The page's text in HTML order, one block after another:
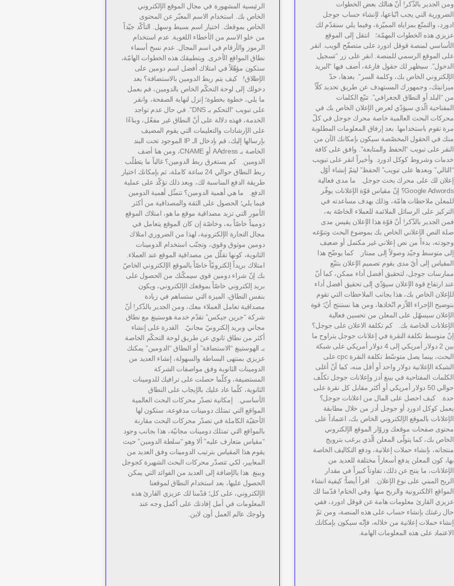
ومن الجدير بالذّكر! أنّ هنالك بعض الخطوات
الضرورية التي يجب اتّباعها، لإنشاء حساب جوجل
ادورد، والتمتّع بمزاياه المميّزة، وفيما يلي سنقدّم لك
عزيزي هذه الخطوات المهمّة؛ انتقل إلى الموقع
الأساسي لمنصة قوقل ادورد على متصفّح الويب. انقر
على الموقع الرسمي للمنصة. انقر على زر “تسجيل
الدخول”. سيظهر لك حقول فارغة، أضف فيها “البريد
الإلكتروني الخاص بك، وكلمة السر”. بعدها، حدّ
ميزانيتك، وجمهورك المستهدف عن طريق تحديد كلّاً
من “البلد أو النطاق الجغرافي”. تتبّع الكلمات
المفتاحية الّذي سيؤدّي لعرض الإعلان الخاص بك في
محركات البحث العالمية خاصة محرك جوجل في كلّ
مرة تقوم باستخدامها. بعد إرفاق المعلومات المطلوبة
منك في الحقول المخصّصة سيكون بإمكانك الآن من
النقر على تبويب “الحفظ والمتابعة”. وافق على كافة
خدمات وشروط كوكل ادورد. وأخيراً انقر على تبويب
“التالي” وبعدها على تبويب” الحفظ” ليتمّ إنشاء أوّل
إعلان لك على محرك بحث جوجل. ما مدى فعالية
Google Adwords؟ إنّ مقياس قوّة الإعلانات يوفّر
للمعلن ملاحظات هامّة، وذلك بهدف مساعدته في
التركيز على الرسائل الملائمة للعملاء الخاصّة به،
فمن الجدير بالذّكر! أنّ قوّة هذا الإعلان يقيس مدى
صلة النص الإعلاني الخاص بك بموضوع البحث وتنوّعه
وجودته، بدءاً من نص إعلاني غير مكتمل أو ضعيف
إلى متوسط وجيّد وصولاً إلى ممتاز. كما يوضّح هذا
المقياس إلى أيّ مدى يقوم تصميم الإعلان بتتبّع
ممارسات جوجل، لتحقيق أفضل أداء ممكن، كما أنّ
عند ارتفاع قوة الإعلان سيؤدّي إلى تحقيق أفضل أداء
للإعلان الخاص بك، هذا بجانب الملاحظات التي تقوم
بتوضيح الإجراء اللاّزم اتّخاذها، ومن هنا نستنتج أنّ؛ قوة
الإعلان سيسهّل على المعلن من تحسين فعالية
الإعلانات الخاصة بك. كم تكلفة الاعلان على جوجل؟
إنّ متوسط تكلفة النقرة في إعلانات جوجل يتراوح ما
بين 2 دولار أمريكي إلى 4 دولار أمريكي على شبكة
البحث، بينما يصل متوسّط تكلفة النقرة cpc على
الشبكة الإعلانية دولار واحد أو أقل منه، كما أنّ أغلى
الكلمات المفتاحية في بينغ أدز وإعلانات جوجل تكلّف
حوالي 50 دولار أمريكي أو أكثر مقابل كل نقرة على
حدة. كيف احصل على المال من اعلانات جوجل؟
يعمل كوكل ادورد أو جوجل أدز من خلال مطابقة
الإعلانات بالموقع الإلكتروني الخاص بك، اعتماداً على
محتوى صفحات موقعك وزوّار الموقع الإلكتروني
الخاص بك، كما يتولّى المعلن الّذي يرغب بترويج
منتجاته، بإنشاء حملات إعلانية، ودفع التكاليف الخاصة
بها، كون المعلن يدفع أسعاراً مختلفة للعديد من
الإعلانات، ما ينتج عن ذلك، تفاوتاً كبيراً في مقدار
الربح المبني على نوع الإعلان. اقرأ أيضاً؛ كيفية انشاء
المواقع الالكترونية والربح منها. وفي الختام! قدّمنا لك
عزيزي القارئ معلومات هامة عن قوقل ادورد، ففي
حال رغبتك بإنشاء حساب على هذه المنصة، ومن ثمّ
إنشاء حملات إعلانية من خلاله، فإنّه سيكون بإمكانك
الاعتماد على هذه المعلومات الهامة.
الرئيسية المشهورة في مجال الموقع الإلكتروني
الخاص بك. استخدام الاسم المعبّر عن المحتوى
الخاص بموقعك. اختيار اسم بسيط وسهل. التأكّد جيّداً
من خلو الاسم من الأخطاء اللغوية. عدم استخدام
الرموز والأرقام في اسم المجال. عدم نسخ أسماء
نطاق المواقع الأخرى. وبتطبيقك هذه الخطوات الهامّة،
ستكون مؤهّلاً في امتلاك أفضل اسم دومين على
الإطلاق! كيف يتم ربط الدومين بالاستضافة؟ بعد
دخولك إلى لوحة التحكّم الخاص بالدومين، قم بعمل
ما يلي، خطوة بخطوة؛ إنزل لنهاية الصفحة، وانقر
على تبويب “التحكم بـ DNS”. في حال عدم تواجد
الخدمة، فهذه دلالة على أنّ النطاق غير مفعّل، وبناءًا
على الإرشادات والتعليمات التي يقوم المضيف
بإرسالها إليك، قم بإدخال الـ IP الموجود تحت البند
الخاصة بـ AAdress أو CNAME، ومن هنا أضف
الدومين. كم يستغرق ربط الدومين؟ غالباً ما يتطلّب
ربط النطاق حوالي 24 ساعة كاملة، ثم بإمكانك اختيار
طريقة الدفع المناسبة لك، وبعد ذلك تؤكّد على عملية
الدفع. ما هي أهمية الدومين؟ تتمثّل أهمية الدومين
فيما يلي؛ الحصول على الثقة والمصداقية من أكثر
الأمور التي تزيد مصداقية موقع ما هو، امتلاك الموقع
دوميناً خاصّاً به، وخاصّة إن كان الموقع يتعامل في
مجال التجارة الإلكترونية، لهذا من الضروري امتلاك
دومين موثوق وقوي، وتجنّب استخدام الدومينات
الثانوية، كونها تقلّل من مصداقية الموقع عند العملاء.
امتلاك بريداً إلكترونيّاً خاصّاً بالموقع الإلكتروني الخاصّ
بك إنّ شراء دومين قوي سيمكّنك من الحصول على
بريد إلكتروني خاصّاً بموقعك الإلكتروني، ويكون
بنفس النطاق، الميزة التي ستساهم في زيادة
مصداقية تعامل العملاء معك، ومن الجدير بالذّكر! أنّ
شركة “جرين جيكس” تقدّم خدمة هوستينغ مع نطاق
مجاني وبريد إلكترونيّ مجانيّ. القدرة على إنشاء
أكثر من نطاق ثانوي عن طريق لوحة التحكّم الخاصة
بـ الهوستينغ “الاستضافة” أو النطاق “الدومين” يمكنك
عزيزي بمنتهى البساطة والسهولة، إنشاء العديد من
الدومينات الثانوية وفق مواصفات الشركة
المستضيفة، وكلّما حصلت على ترافيك للدومينات
الثانوية، كلّما عاد عليك بالإيجاب على النطاق
الأساسي. إمكانية تصدّر محركات البحث العالمية
المواقع التي تمتلك دومينات مدفوعة، ستكون لها
الأحقيّة الكاملة في تصدّر محركات البحث مقارنة
بالمواقع التي تمتلك دومينات مجانيّة، هذا بجانب وجود
“مقياس متعارف عليه” ألا وهو “سلطة الدومين” حيث
يقوم هذا المقياس بترتيب الدومينات وفق العديد من
المعايير، لكي تتصدّر محركات البحث الشهيرة كجوجل
وبينغ. هذا بالإضافة إلى العديد من الفوائد التي يمكن
الحصول عليها، بعد استخدام النطاق لموقعنا
الإلكتروني، على كل؛ قدّمنا لك عزيزي القارئ هذه
المعلومات في أمل إفادتك على أكمل وجه عند
ولوجك عالم العمل أون لاين.